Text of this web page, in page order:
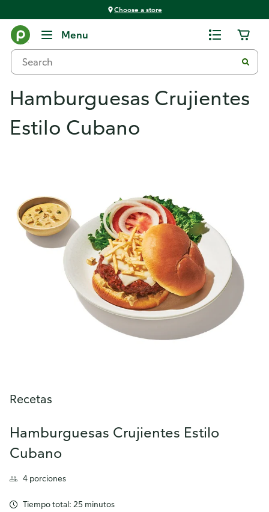
Choose a store
Menu
Hamburguesas Crujientes
Estilo Cubano
Recetas
Hamburguesas Crujientes Estilo
Cubano
4 porciones
Tiempo total: 25 minutos